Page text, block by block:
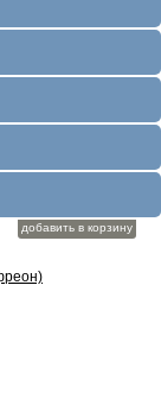
добавить в корзину